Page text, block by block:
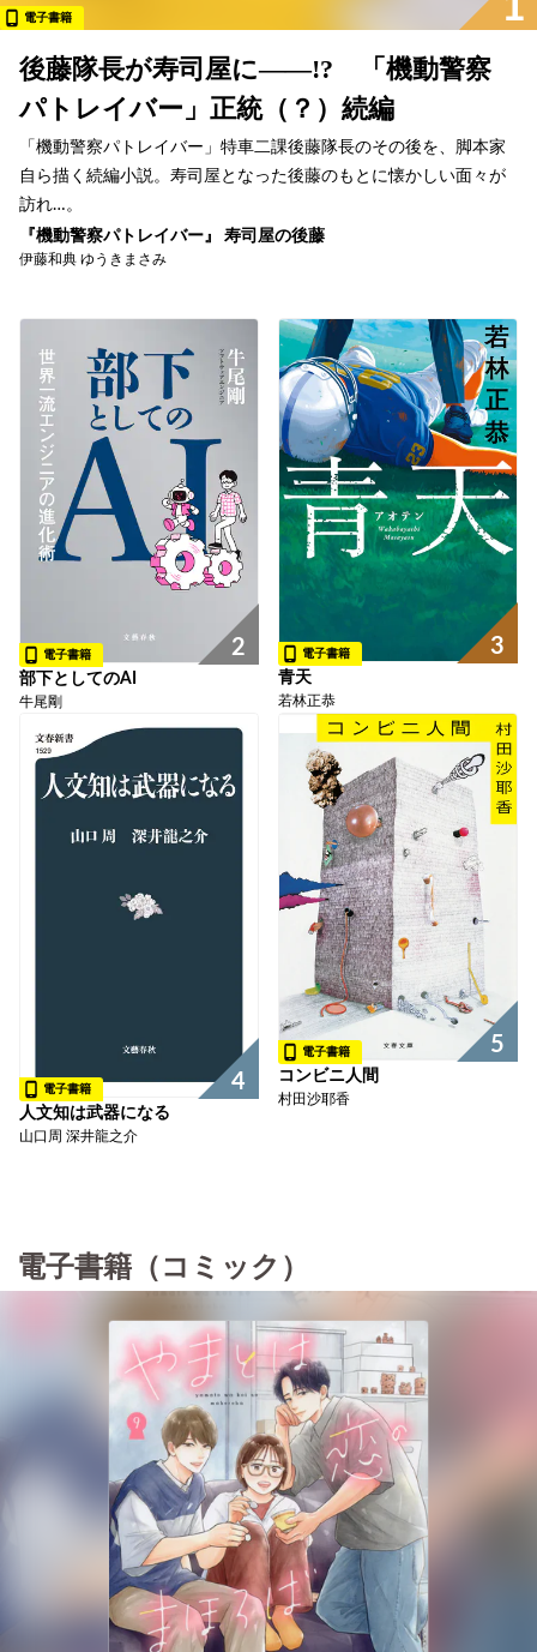
電子書籍
後藤隊長が寿司屋に――!? 「機動警察
パトレイバー」正統（？）続編
「機動警察パトレイバー」特車二課後藤隊長のその後を、脚本家
自ら描く続編小説。寿司屋となった後藤のもとに懐かしい面々が
訪れ…。
『機動警察パトレイバー』 寿司屋の後藤
伊藤和典 ゆうきまさみ
2
電子書籍
部下としてのAI
牛尾剛
3
電子書籍
青天
若林正恭
4
電子書籍
人文知は武器になる
山口周 深井龍之介
5
電子書籍
コンビニ人間
村田沙耶香
電子書籍（コミック）